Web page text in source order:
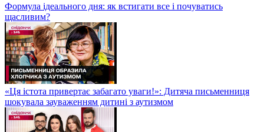
Формула ідеального дня: як встигати все і почуватись
щасливим?
«Ця істота привертає забагато уваги!»: Дитяча письменниця
шокувала зауваженням дитині з аутизмом